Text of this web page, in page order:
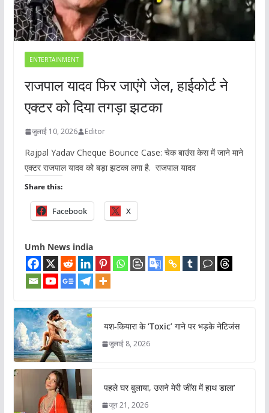
ENTERTAINMENT
राजपाल यादव फिर जाएंगे जेल, हाईकोर्ट ने
एक्टर को दिया तगड़ा झटका
जुलाई 10, 2026 Editor
Rajpal Yadav Cheque Bounce Case: चेक बाउंस केस में जाने माने
एक्टर राजपाल यादव को बड़ा झटका लगा है. राजपाल यादव
Share this:
Facebook X
Umh News india
यश-कियारा के ‘Toxic’ गाने पर भड़के नेटिजंस
जुलाई 8, 2026
पहले घर बुलाया, उसने मेरी जींस में हाथ डाला’
जून 21, 2026